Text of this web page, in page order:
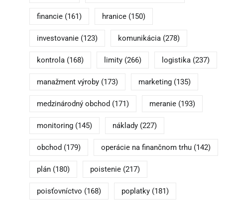
financie(161) hranice(150)
investovanie(123) komunikácia(278)
kontrola(168) limity(266) logistika(237)
manažment výroby(173) marketing(135)
medzinárodný obchod (171) meranie(193)
monitoring(145) náklady(227)
obchod (179) operácie na finančnom trhu(142)
plán(180) poistenie(217)
poisťovníctvo (168) poplatky(181)